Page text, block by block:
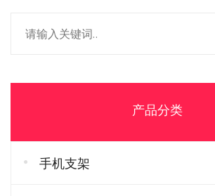
产品分类
手机支架